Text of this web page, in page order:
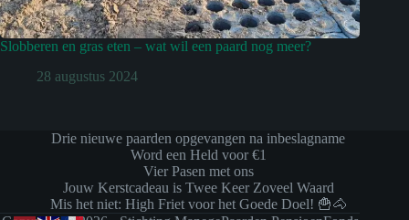
Slobberen en gras eten – wat wil een paard nog meer?
28 augustus 2024
Drie nieuwe paarden opgevangen na inbeslagname
Word een Held voor €1
Vier Pasen met ons
Jouw Kerstcadeau is Twee Keer Zoveel Waard
Mis het niet: High Friet voor het Goede Doel! 🍟🐴